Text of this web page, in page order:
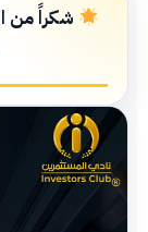
شكراً من